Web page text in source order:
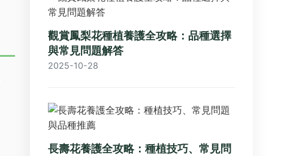
觀賞鳳梨花種植養護全攻略：品種選擇
與常見問題解答
2025-10-28
長壽花養護全攻略：種植技巧、常見問